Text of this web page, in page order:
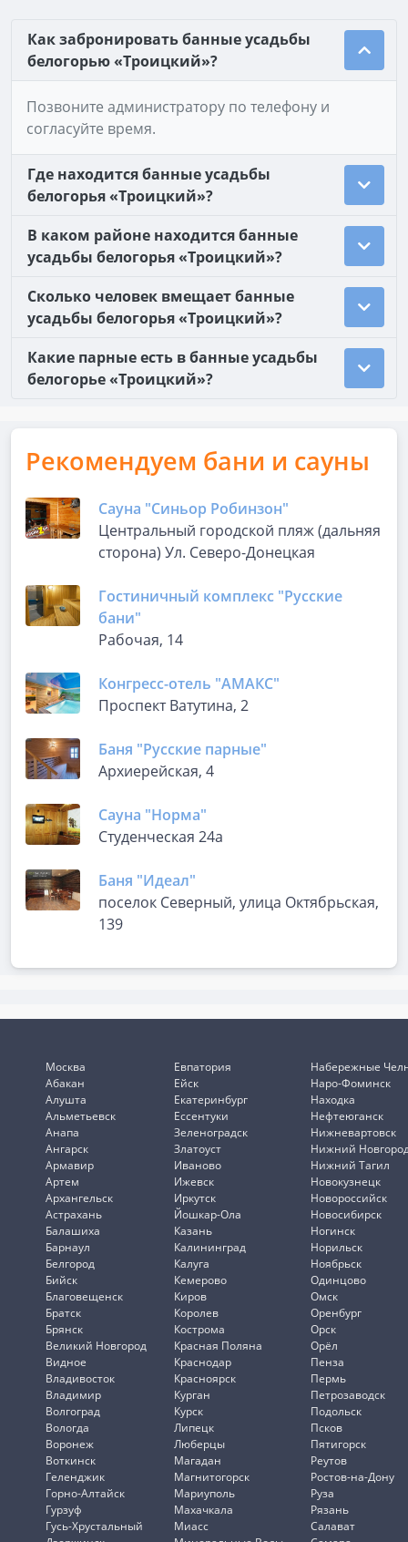
Как забронировать банные усадьбы
белогорью «Троицкий»?
Позвоните администратору по телефону и
согласуйте время.
Где находится банные усадьбы
белогорья «Троицкий»?
В каком районе находится банные
усадьбы белогорья «Троицкий»?
Сколько человек вмещает банные
усадьбы белогорья «Троицкий»?
Какие парные есть в банные усадьбы
белогорье «Троицкий»?
Рекомендуем бани и сауны
Сауна "Синьор Робинзон"
Центральный городской пляж (дальняя
сторона) Ул. Северо-Донецкая
Гостиничный комплекс "Русские
бани"
Рабочая, 14
Конгресс-отель "АМАКС"
Проспект Ватутина, 2
Баня "Русские парные"
Архиерейская, 4
Сауна "Норма"
Студенческая 24а
Баня "Идеал"
поселок Северный, улица Октябрьская,
139
Москва
Абакан
Алушта
Альметьевск
Анапа
Ангарск
Армавир
Артем
Архангельск
Астрахань
Балашиха
Барнаул
Белгород
Бийск
Благовещенск
Братск
Брянск
Великий Новгород
Видное
Владивосток
Владимир
Волгоград
Вологда
Воронеж
Воткинск
Геленджик
Горно-Алтайск
Гурзуф
Гусь-Хрустальный
Евпатория
Ейск
Екатеринбург
Ессентуки
Зеленоградск
Златоуст
Иваново
Ижевск
Иркутск
Йошкар-Ола
Казань
Калининград
Калуга
Кемерово
Киров
Королев
Кострома
Красная Поляна
Краснодар
Красноярск
Курган
Курск
Липецк
Люберцы
Магадан
Магнитогорск
Мариуполь
Махачкала
Миасс
Набережные
Наро-Фоминск
Находка
Нефтеюганск
Нижневартовск
Нижний
Нижний Тагил
Новокузнецк
Новороссийск
Новосибирск
Ногинск
Норильск
Ноябрьск
Одинцово
Омск
Оренбург
Орск
Орёл
Пенза
Пермь
Петрозаводск
Подольск
Псков
Пятигорск
Реутов
Ростов-на-Дону
Руза
Рязань
Салават